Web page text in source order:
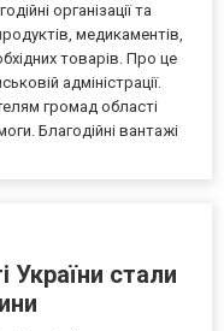
організації та
медикаментів,
товарів. Про це
адміністрації.
громад області
Благодійні вантажі
України стали